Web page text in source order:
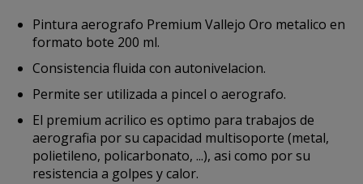
Pintura aerografo Premium Vallejo Oro metalico en
formato bote 200 ml.
Consistencia fluida con autonivelacion.
Permite ser utilizada a pincel o aerografo.
El premium acrilico es optimo para trabajos de
aerografia por su capacidad multisoporte (metal,
polietileno, policarbonato, ...), asi como por su
resistencia a golpes y calor.